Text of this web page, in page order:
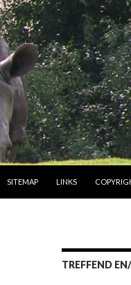
SITEMAP LINKS
TREFFEND